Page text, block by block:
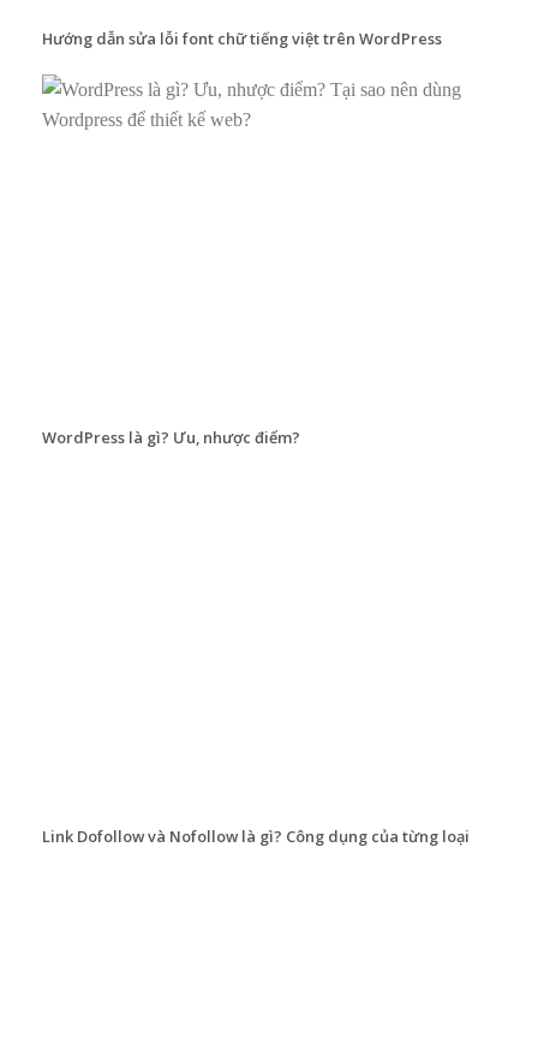
Hướng dẫn sửa lỗi font chữ tiếng việt trên WordPress
WordPress là gì? Ưu, nhược điểm?
Link Dofollow và Nofollow là gì? Công dụng của từng loại